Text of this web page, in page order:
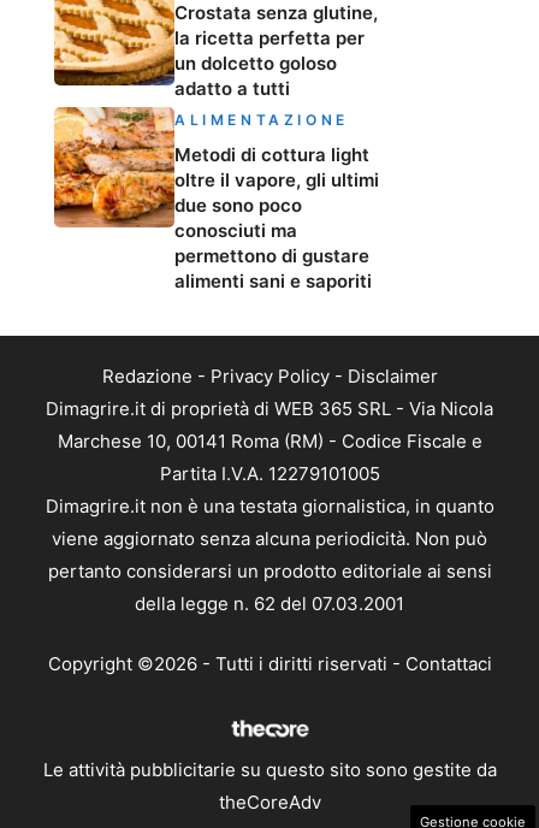
Crostata senza glutine,
la ricetta perfetta per
un dolcetto goloso
adatto a tutti
ALIMENTAZIONE
Metodi di cottura light
oltre il vapore, gli ultimi
due sono poco
conosciuti ma
permettono di gustare
alimenti sani e saporiti
Redazione - Privacy Policy- Disclaimer
Dimagrire.it di proprietà di WEB 365 SRL - Via Nicola
Marchese 10, 00141 Roma (RM) - Codice Fiscale e
Partita I.V.A. 12279101005
Dimagrire.it non è una testata giornalistica, in quanto
viene aggiornato senza alcuna periodicità. Non può
pertanto considerarsi un prodotto editoriale ai sensi
della legge n. 62 del 07.03.2001
Copyright ©2026 - Tutti i diritti riservati - Contattaci
Le attività pubblicitarie su questo sito sono gestite da
theCoreAdv
Gestione cookie